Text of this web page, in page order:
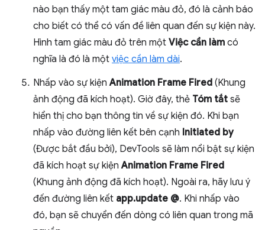
nào bạn thấy một tam giác màu đỏ, đó là cảnh báo
cho biết có thể có vấn đề liên quan đến sự kiện này.
Hình tam giác màu đỏ trên một Việc cần làm có
nghĩa là đó là một việc cần làm dài.
Nhấp vào sự kiệnAnimation Frame Fired (Khung
ảnh động đã kích hoạt). Giờ đây, thẻ Tóm tắt sẽ
hiển thị cho bạn thông tin về sự kiện đó. Khi bạn
nhấp vào đường liên kết bên cạnh Initiated by
(Được bắt đầu bởi), DevTools sẽ làm nổi bật sự kiện
đã kích hoạt sự kiệnAnimation Frame Fired
(Khung ảnh động đã kích hoạt). Ngoài ra, hãy lưu ý
đến đường liên kết app.update @. Khi nhấp vào
đó, bạn sẽ chuyển đến dòng có liên quan trong mã